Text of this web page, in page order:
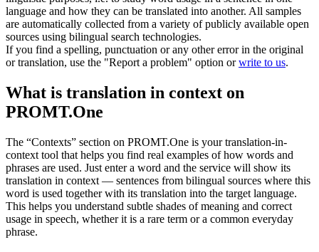
language and how they can be translated into another. All samples
are automatically collected from a variety of publicly available open
sources using bilingual search technologies.
If you find a spelling, punctuation or any other error in the original
or translation, use the "Report a problem" option orwrite to us.
What is translation in context on
PROMT.One
The “Contexts” section on PROMT.One is your translation-in-
context tool that helps you find real examples of how words and
phrases are used. Just enter a word and the service will show its
translation in context — sentences from bilingual sources where this
word is used together with its translation into the target language.
This helps you understand subtle shades of meaning and correct
usage in speech, whether it is a rare term or a common everyday
phrase.